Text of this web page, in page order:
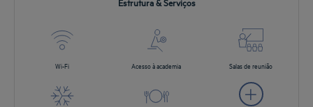
Wi-Fi Acesso à academia Salas de reunião